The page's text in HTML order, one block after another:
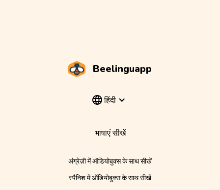
Beelinguapp
हिंदी
भाषाएं सीखें
अंग्रेज़ी में ऑडियोबुक्स के साथ सीखें
स्पैनिश में ऑडियोबुक्स के साथ सीखें